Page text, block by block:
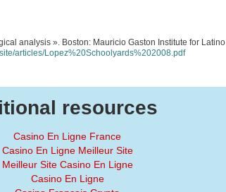
analysis ». Boston: Mauricio Gaston Institute for Latino
articles/Lopez%20Schoolyards%202008.pdf
resources
Casino En Ligne France
Casino En Ligne Meilleur Site
Meilleur Site Casino En Ligne
Casino En Ligne